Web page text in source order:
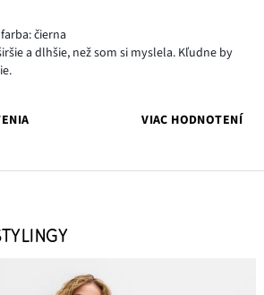
farba: čierna
a dlhšie, než som si myslela. Kľudne by
VIAC HODNOTENÍ